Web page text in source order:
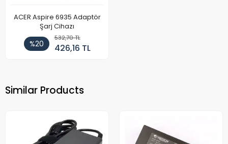
ACER Aspire 6935 Adaptör
Şarj Cihazı
%20
532,70 TL
426,16 TL
Similar Products